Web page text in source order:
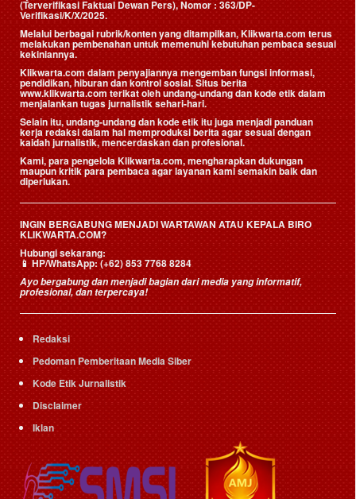
(Terverifikasi Faktual Dewan Pers), Nomor : 363/DP-
Verifikasi/K/X/2025.
Melalui berbagai rubrik/konten yang ditampilkan, Klikwarta.com terus
melakukan pembenahan untuk memenuhi kebutuhan pembaca sesuai
kekiniannya.
Klikwarta.com dalam penyajiannya mengemban fungsi informasi,
pendidikan, hiburan dan kontrol sosial. Situs berita
www.klikwarta.com terikat oleh undang-undang dan kode etik dalam
menjalankan tugas jurnalistik sehari-hari.
Selain itu, undang-undang dan kode etik itu juga menjadi panduan
kerja redaksi dalam hal memproduksi berita agar sesuai dengan
kaidah jurnalistik, mencerdaskan dan profesional.
Kami, para pengelola Klikwarta.com, mengharapkan dukungan
maupun kritik para pembaca agar layanan kami semakin baik dan
diperlukan.
INGIN BERGABUNG MENJADI WARTAWAN ATAU KEPALA BIRO
KLIKWARTA.COM?
Hubungi sekarang:
📱HP/WhatsApp:(+62) 853 7768 8284
Ayo bergabung dan menjadi bagian dari media yang informatif,
profesional, dan terpercaya!
Redaksi
Pedoman Pemberitaan Media Siber
Kode Etik Jurnalistik
Disclaimer
Iklan